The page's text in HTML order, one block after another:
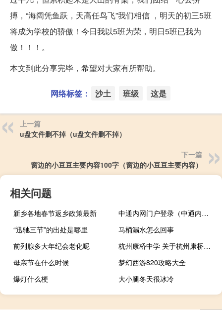
搏，“海阔凭鱼跃，天高任鸟飞”我们相信 ，明天的初三5班
将成为学校的骄傲！今日我以5班为荣，明日5班已我为
傲！！！。
本文到此分享完毕，希望对大家有所帮助。
网络标签： 沙土 班级 这是
上一篇
u盘文件删不掉（u盘文件删不掉）
下一篇
窗边的小豆豆主要内容100字（窗边的小豆豆主要内容）
相关问题
新乡各地春节返乡政策最新
中通内网门户登录（中通内网门户）
“迅驰三节”的出处是哪里
马桶漏水怎么回事
前列腺多大年纪会老化呢
杭州康桥中学 关于杭州康桥中学的介绍
母亲节在什么时候
梦幻西游820攻略大全
爆灯什么梗
大小腿冬天很冰冷